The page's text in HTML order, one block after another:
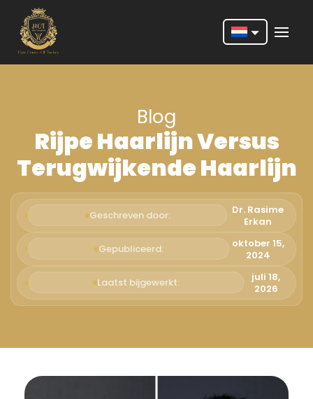
Deutsch
Português
Español
Türkçe
Italiano
Română
Svenska
Blog
Rijpe Haarlijn Versus
Terugwijkende Haarlijn
Geschreven door:
Dr. Rasime
Erkan
Gepubliceerd:
oktober 15,
2024
Laatst bijgewerkt:
juli 18,
2026